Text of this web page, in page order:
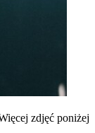
zdjęć poniżej